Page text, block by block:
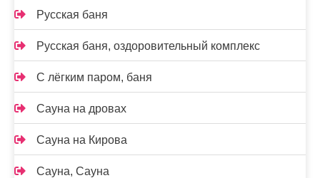
Русская баня
Русская баня, оздоровительный комплекс
С лёгким паром, баня
Сауна на дровах
Сауна на Кирова
Сауна, Сауна